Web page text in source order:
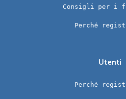
Consigli per i
Perché
Utenti
Perché